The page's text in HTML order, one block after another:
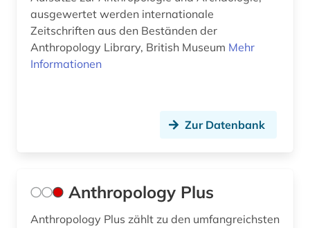
griechenland (altertum) (3)
griechenland < altertum > (1)
großbritannien (4)
gräzistik (1)
ausgewertet werden internationale
Zeitschriften aus den Beständen der
Anthropology Library, British Museum Mehr
Informationen
Zur Datenbank
Anthropology Plus
Anthropology Plus zählt zu den umfangreichsten